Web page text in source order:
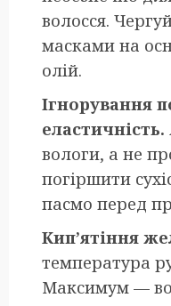
волосся.
масками на
олій.
Ігнорування
еластичність.
вологи, а не
погіршити
пасмо перед
Кип’ятіння
температура
Максимум —